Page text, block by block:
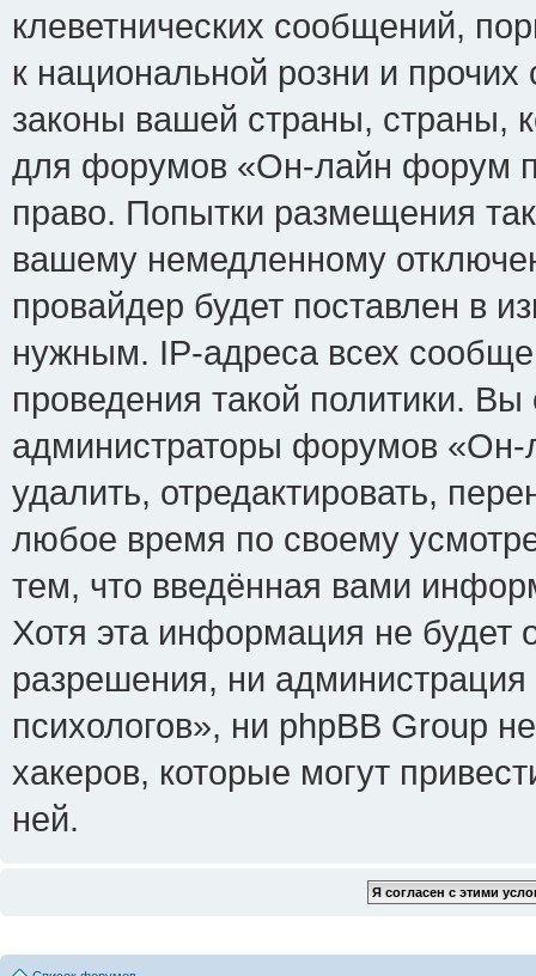
клеветнических сообщений,
к национальной розни и
законы вашей страны, страны,
для форумов «Он-лайн форум
право. Попытки размещения
вашему немедленному
провайдер будет поставлен в
нужным. IP-адреса всех
проведения такой политики.
администраторы форумов
удалить, отредактировать,
любое время по своему
тем, что введённая вами
Хотя эта информация не будет
разрешения, ни
психологов», ни phpBB Group
хакеров, которые могут
ней.